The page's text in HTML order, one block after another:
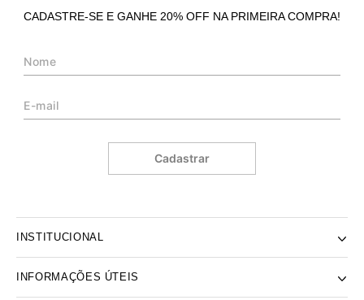
CADASTRE-SE E GANHE 20% OFF NA PRIMEIRA COMPRA!
Cadastrar
INSTITUCIONAL
INFORMAÇÕES ÚTEIS